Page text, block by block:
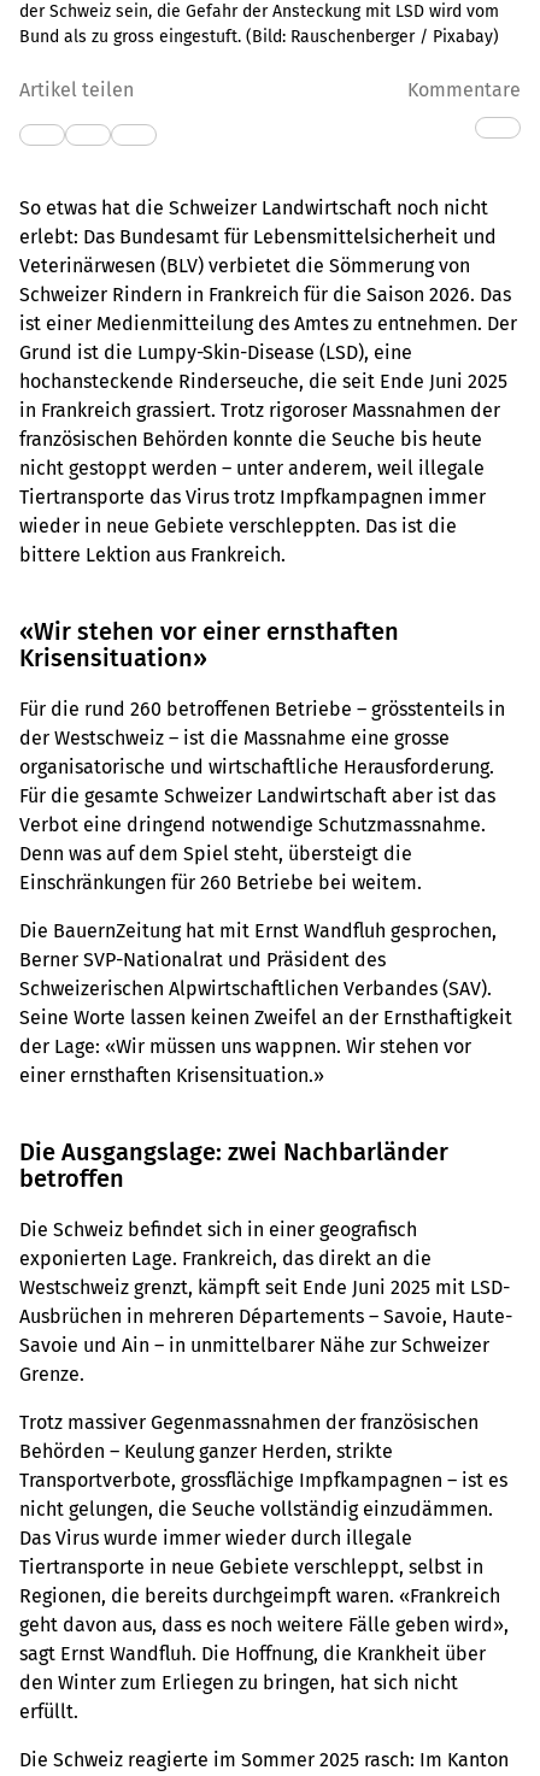
der Schweiz sein, die Gefahr der Ansteckung mit LSD wird vom
Bund als zu gross eingestuft. (Bild: Rauschenberger / Pixabay)
Artikel teilen Kommentare
So etwas hat die Schweizer Landwirtschaft noch nicht
erlebt: Das Bundesamt für Lebensmittelsicherheit und
Veterinärwesen (BLV) verbietet die Sömmerung von
Schweizer Rindern in Frankreich für die Saison 2026. Das
ist einer Medienmitteilung des Amtes zu entnehmen. Der
Grund ist die Lumpy-Skin-Disease (LSD), eine
hochansteckende Rinderseuche, die seit Ende Juni 2025
in Frankreich grassiert. Trotz rigoroser Massnahmen der
französischen Behörden konnte die Seuche bis heute
nicht gestoppt werden – unter anderem, weil illegale
Tiertransporte das Virus trotz Impfkampagnen immer
wieder in neue Gebiete verschleppten. Das ist die
bittere Lektion aus Frankreich.
«Wir stehen vor einer ernsthaften
Krisensituation»
Für die rund 260 betroffenen Betriebe – grösstenteils in
der Westschweiz – ist die Massnahme eine grosse
organisatorische und wirtschaftliche Herausforderung.
Für die gesamte Schweizer Landwirtschaft aber ist das
Verbot eine dringend notwendige Schutzmassnahme.
Denn was auf dem Spiel steht, übersteigt die
Einschränkungen für 260 Betriebe bei weitem.
Die BauernZeitung hat mit Ernst Wandfluh gesprochen,
Berner SVP-Nationalrat und Präsident des
Schweizerischen Alpwirtschaftlichen Verbandes (SAV).
Seine Worte lassen keinen Zweifel an der Ernsthaftigkeit
der Lage: «Wir müssen uns wappnen. Wir stehen vor
einer ernsthaften Krisensituation.»
Die Ausgangslage: zwei Nachbarländer
betroffen
Die Schweiz befindet sich in einer geografisch
exponierten Lage. Frankreich, das direkt an die
Westschweiz grenzt, kämpft seit Ende Juni 2025 mit LSD-
Ausbrüchen in mehreren Départements – Savoie, Haute-
Savoie und Ain – in unmittelbarer Nähe zur Schweizer
Grenze.
Trotz massiver Gegenmassnahmen der französischen
Behörden – Keulung ganzer Herden, strikte
Transportverbote, grossflächige Impfkampagnen – ist es
nicht gelungen, die Seuche vollständig einzudämmen.
Das Virus wurde immer wieder durch illegale
Tiertransporte in neue Gebiete verschleppt, selbst in
Regionen, die bereits durchgeimpft waren. «Frankreich
geht davon aus, dass es noch weitere Fälle geben wird»,
sagt Ernst Wandfluh. Die Hoffnung, die Krankheit über
den Winter zum Erliegen zu bringen, hat sich nicht
erfüllt.
Die Schweiz reagierte im Sommer 2025 rasch: Im Kanton